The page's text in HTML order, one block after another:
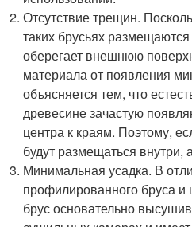
Отсутствие трещин.
таких брусьях
оберегает внешнюю
материала от появления
объясняется тем, что
древесине зачастую
центра к краям. Поэтому,
будут размещаться внутри,
Минимальная усадка. В
профилированного бруса
брус основательно